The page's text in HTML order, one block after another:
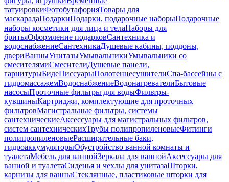
татуировкиФотобутафорияТовары для
маскарадаПодаркиПодарки, подарочные наборыПодарочные
наборы косметики для лица и телаНаборы для
бритьяОформление подарковСантехника и
водоснабжениеСантехникаДушевые кабины, поддоны,
двериВанныУнитазыУмывальникиУмывальники со
смесителямиСмесителиДушевые панели,
гарнитурыБидеПиссуарыПолотенцесушителиСпа-бассейны с
гидромассажемВодоснабжениеВодонагревателиБытовые
насосыПроточные фильтры для водыФильтры-
кувшиныКартриджи, комплектующие для проточных
фильтровМагистральные фильтры, системы
сантехническиеАксессуары для магистральных фильтров,
систем сантехническихТрубы полипропиленовыеФитинги
полипропиленовыеРасширительные баки,
гидроаккумуляторыОбустройство ванной комнаты и
туалетаМебель для ваннойЗеркала для ваннойАксессуары для
ванной и туалетаСиденья и чехлы для унитазаШторки,
карнизы для ванныСтеклянные, пластиковые шторки для